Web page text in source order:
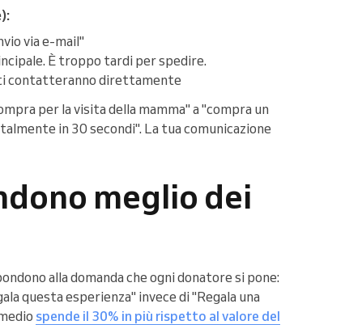
via e-mail"
È troppo tardi per spedire.
contatteranno direttamente
per la visita della mamma" a "compra un
in 30 secondi". La tua comunicazione
meglio dei
alla domanda che ogni donatore si pone:
questa esperienza" invece di "Regala una
spende il 30% in più rispetto al valore del